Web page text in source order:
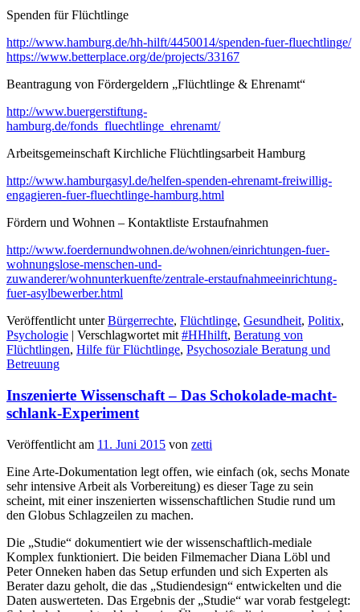
Spenden für Flüchtlinge
http://www.hamburg.de/hh-hilft/4450014/spenden-fuer-fluechtlinge/
https://www.betterplace.org/de/projects/33167
Beantragung von Fördergeldern „Flüchtlinge & Ehrenamt“
http://www.buergerstiftung-
hamburg.de/fonds_fluechtlinge_ehrenamt/
Arbeitsgemeinschaft Kirchliche Flüchtlingsarbeit Hamburg
http://www.hamburgasyl.de/helfen-spenden-ehrenamt-freiwillig-
engagieren-fuer-fluechtlinge-hamburg.html
Fördern und Wohnen – Kontaktliste Erstaufnahmen
http://www.foerdernundwohnen.de/wohnen/einrichtungen-fuer-
wohnungslose-menschen-und-
zuwanderer/wohnunterkuenfte/zentrale-erstaufnahmeeinrichtung-
fuer-asylbewerber.html
Veröffentlicht unter Bürgerrechte, Flüchtlinge, Gesundheit, Politix,
Psychologie | Verschlagwortet mit #HHhilft, Beratung von
Flüchtlingen, Hilfe für Flüchtlinge, Psychosoziale Beratung und
Betreuung
Inszenierte Wissenschaft – Das Schokolade-macht-
schlank-Experiment
Veröffentlicht am 11. Juni 2015 von zetti
Eine Arte-Dokumentation legt offen, wie einfach (ok, sechs Monate
sehr intensive Arbeit als Vorbereitung) es dieser Tage zu sein
scheint, mit einer inszenierten wissenschaftlichen Studie rund um
den Globus Schlagzeilen zu machen.
Die „Studie“ dokumentiert wie der wissenschaftlich-mediale
Komplex funktioniert. Die beiden Filmemacher Diana Löbl und
Peter Onneken haben das Setup erfunden und sich Experten als
Berater dazu geholt, die das „Studiendesign“ entwickelten und die
Daten auswerteten. Das Ergebnis der „Studie“ war vorab festgelegt: